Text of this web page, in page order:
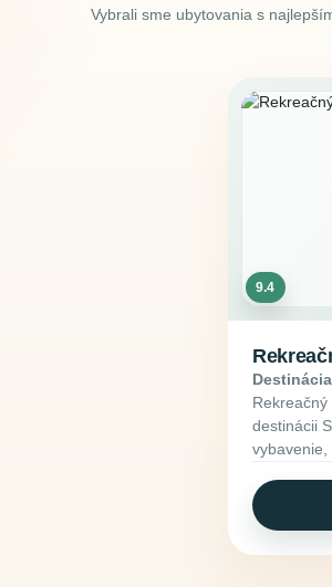
Vybrali sme ubytovania s
9.4
destinácii
vybavenie,